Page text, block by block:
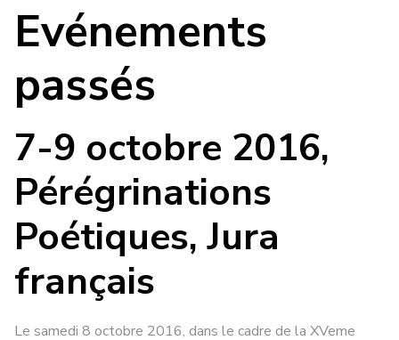
Evénements
passés
7-9 octobre 2016,
Pérégrinations
Poétiques, Jura
français
Le samedi 8 octobre 2016, dans le cadre de la XVeme